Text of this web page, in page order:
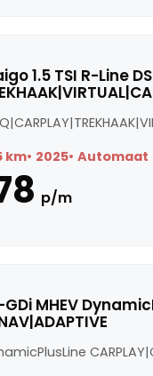
1.5 TSI R-Line
km 2025 Automaat
p/m
GDi MHEV